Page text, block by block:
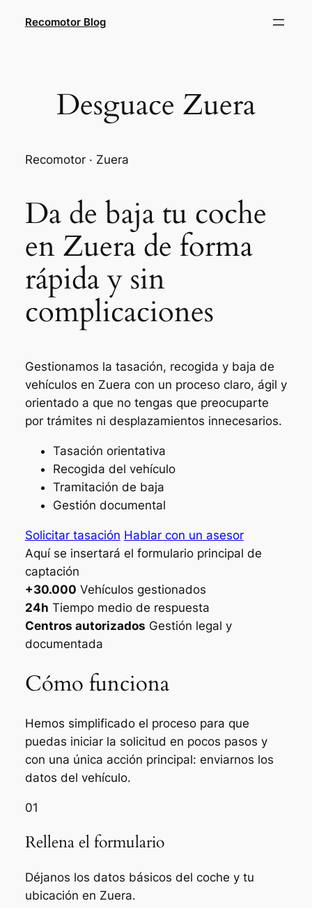
Recomotor Blog
Desguace Zuera
Recomotor · Zuera
Da de baja tu coche
en Zuera de forma
rápida y sin
complicaciones
Gestionamos la tasación, recogida y baja de
vehículos en Zuera con un proceso claro, ágil y
orientado a que no tengas que preocuparte
por trámites ni desplazamientos innecesarios.
Tasación orientativa
Recogida del vehículo
Tramitación de baja
Gestión documental
Solicitar tasación Hablar con un asesor
Aquí se insertará el formulario principal de
captación
+30.000 Vehículos gestionados
24h Tiempo medio de respuesta
Centros autorizados Gestión legal y
documentada
Cómo funciona
Hemos simplificado el proceso para que
puedas iniciar la solicitud en pocos pasos y
con una única acción principal: enviarnos los
datos del vehículo.
01
Rellena el formulario
Déjanos los datos básicos del coche y tu
ubicación en Zuera.